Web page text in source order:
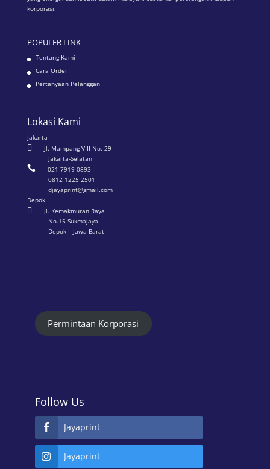
korporasi.
POPULER LINK
Tentang Kami
Cara Order
Pertanyaan Pelanggan
Lokasi Kami
Jakarta

Jl. Mampang VIII No. 29
Jakarta-Selatan

021-7919-0893
0812 1225 2501
djayaprint@gmail.com
Depok

Jl. Kemakmuran Raya
No.15 Sukmajaya
Depok – Jawa Barat
Permintaan Korporasi
Follow Us
Jayaprint
Jayaprint